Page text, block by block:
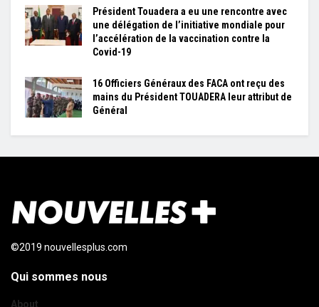
Président Touadera a eu une rencontre avec
une délégation de l’initiative mondiale pour
l’accélération de la vaccination contre la
Covid-19
16 Officiers Généraux des FACA ont reçu des
mains du Président TOUADERA leur attribut de
Général
©2019 nouvellesplus.com
Qui sommes nous
About